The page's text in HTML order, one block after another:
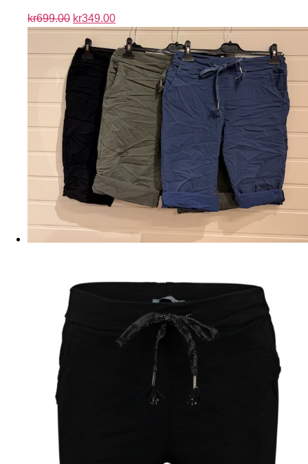
kr699.00 kr349.00